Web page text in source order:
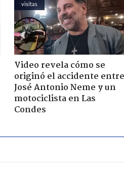
visitas
Video revela cómo se
originó el accidente entre
José Antonio Neme y un
motociclista en Las
Condes